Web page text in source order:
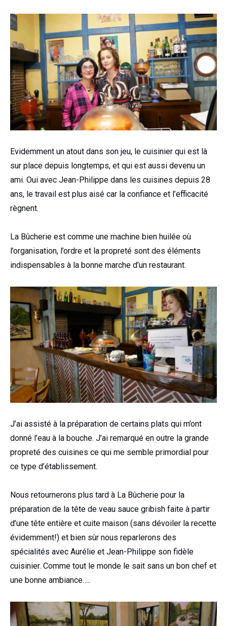
Evidemment un atout dans son jeu, le cuisinier qui est là
sur place depuis longtemps, et qui est aussi devenu un
ami. Oui avec Jean-Philippe dans les cuisines depuis 28
ans, le travail est plus aisé car la confiance et l’efficacité
règnent.
La Bûcherie est comme une machine bien huilée où
l’organisation, l’ordre et la propreté sont des éléments
indispensables à la bonne marche d’un restaurant.
J’ai assisté à la préparation de certains plats qui m’ont
donné l’eau à la bouche. J’ai remarqué en outre la grande
propreté des cuisines ce qui me semble primordial pour
ce type d’établissement.
Nous retournerons plus tard à La Bûcherie pour la
préparation de la tête de veau sauce gribish faite à partir
d’une tête entière et cuite maison (sans dévoiler la recette
évidemment!) et bien sûr nous reparlerons des
spécialités avec Aurélie et Jean-Philippe son fidèle
cuisinier. Comme tout le monde le sait sans un bon chef et
une bonne ambiance…..